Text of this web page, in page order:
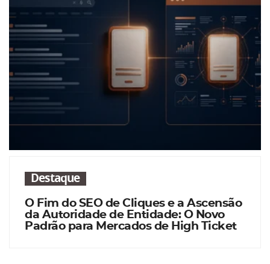
Destaque
O Fim do SEO de Cliques e a Ascensão
da Autoridade de Entidade: O Novo
Padrão para Mercados de High Ticket